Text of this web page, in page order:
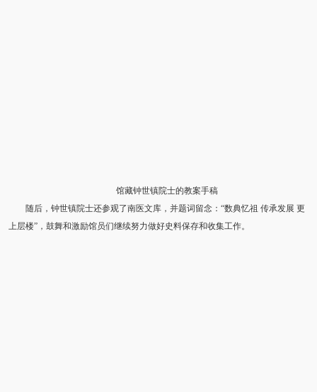
馆藏钟世镇院士的教案手稿
随后，钟世镇院士还参观了南医文库，并题词留念：“数典忆祖 传承发展 更
上层楼”，鼓舞和激励馆员们继续努力做好史料保存和收集工作。